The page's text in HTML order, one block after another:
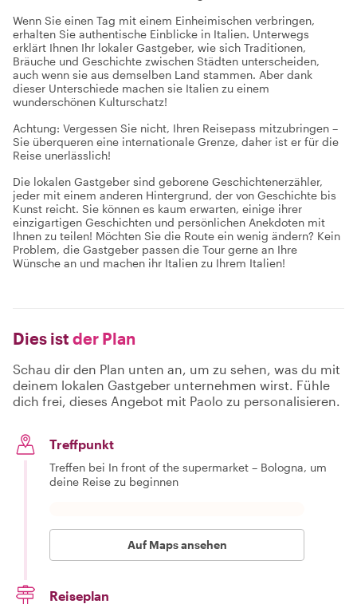
Wenn Sie einen Tag mit einem Einheimischen verbringen,
erhalten Sie authentische Einblicke in Italien. Unterwegs
erklärt Ihnen Ihr lokaler Gastgeber, wie sich Traditionen,
Bräuche und Geschichte zwischen Städten unterscheiden,
auch wenn sie aus demselben Land stammen. Aber dank
dieser Unterschiede machen sie Italien zu einem
wunderschönen Kulturschatz!
Achtung: Vergessen Sie nicht, Ihren Reisepass mitzubringen –
Sie überqueren eine internationale Grenze, daher ist er für die
Reise unerlässlich!
Die lokalen Gastgeber sind geborene Geschichtenerzähler,
jeder mit einem anderen Hintergrund, der von Geschichte bis
Kunst reicht. Sie können es kaum erwarten, einige ihrer
einzigartigen Geschichten und persönlichen Anekdoten mit
Ihnen zu teilen! Möchten Sie die Route ein wenig ändern? Kein
Problem, die Gastgeber passen die Tour gerne an Ihre
Wünsche an und machen ihr Italien zu Ihrem Italien!
Dies ist der Plan
Schau dir den Plan unten an, um zu sehen, was du mit
deinem lokalen Gastgeber unternehmen wirst. Fühle
dich frei, dieses Angebot mit Paolo zu personalisieren.
Treffpunkt
Treffen bei In front of the supermarket – Bologna, um
deine Reise zu beginnen
Auf Maps ansehen
Reiseplan